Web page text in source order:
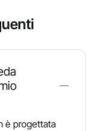
è progettata